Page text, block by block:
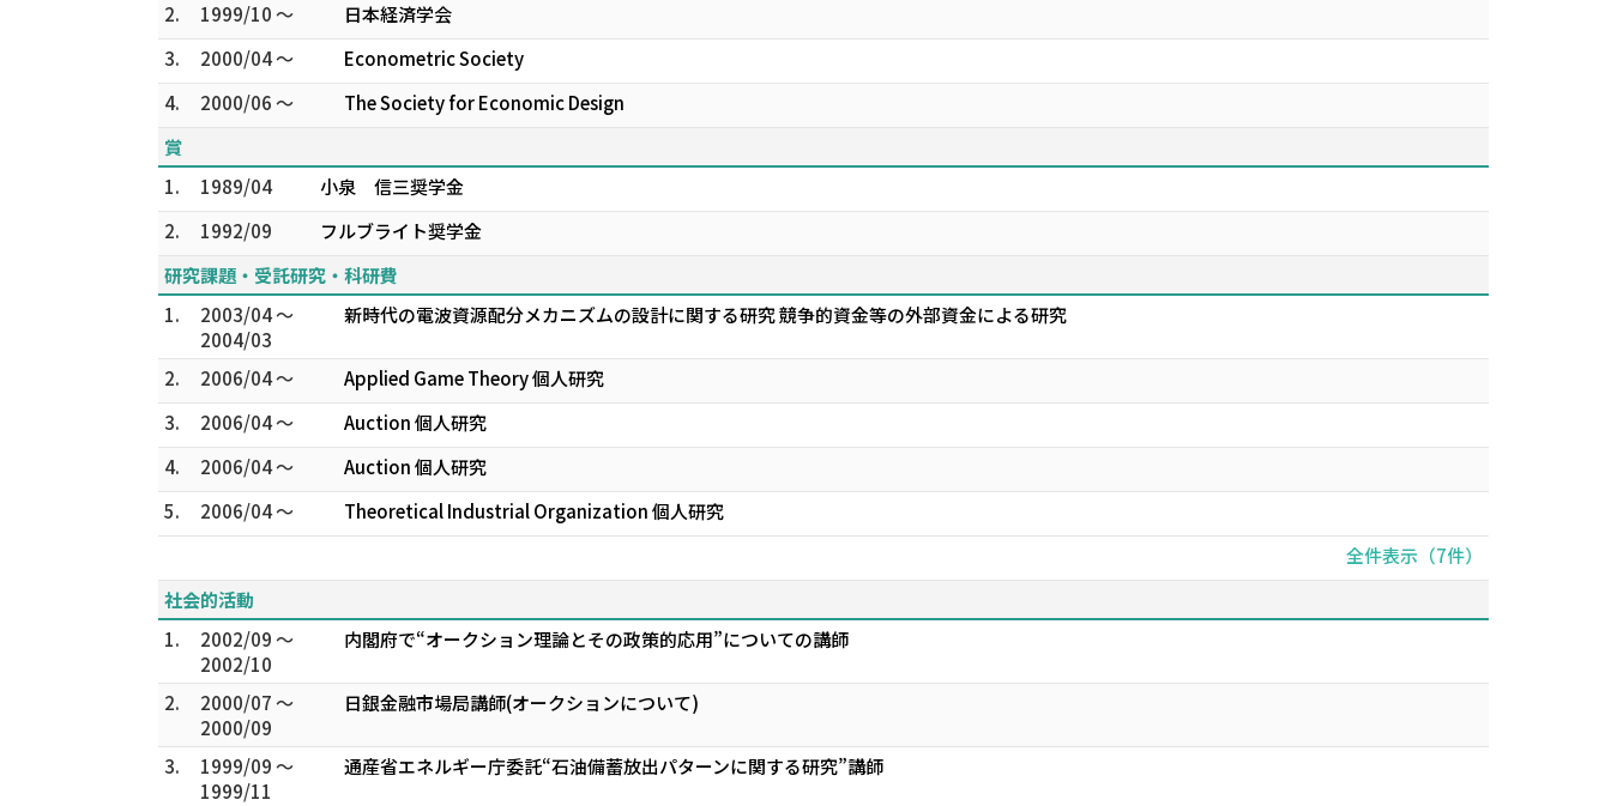
2.
1999/10 ～
日本経済学会
3.
2000/04 ～
Econometric Society
4.
2000/06 ～
The Society for Economic Design
賞
1.
1989/04
小泉 信三奨学金
2.
1992/09
フルブライト奨学金
研究課題・受託研究・科研費
1.
2003/04 ～
2004/03
新時代の電波資源配分メカニズムの設計に関する研究 競争的資金等の外部資金による研究
2. 2006/04 ～
Applied Game Theory 個人研究
3.
2006/04 ～
Auction 個人研究
4.
2006/04 ～
Auction 個人研究
5.
2006/04 ～
Theoretical Industrial Organization 個人研究
全件表示（7件）
社会的活動
1.
2002/09 ～
2002/10
内閣府で“オークション理論とその政策的応用”についての講師
2.
2000/07 ～
2000/09
日銀金融市場局講師(オークションについて)
3.
1999/09 ～
1999/11
通産省エネルギー庁委託“石油備蓄放出パターンに関する研究”講師